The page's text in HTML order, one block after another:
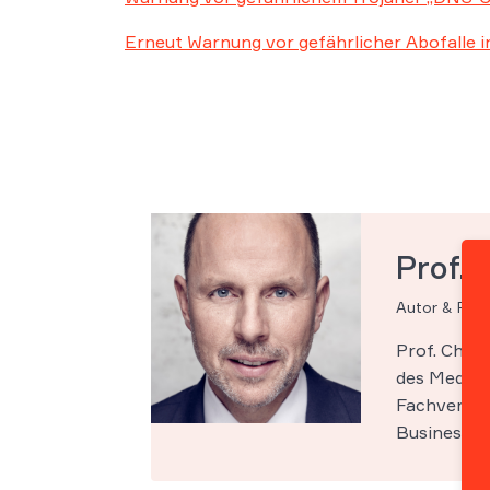
Erneut Warnung vor gefährlicher Abofalle
Prof.
Autor &
Prof.
des
Business